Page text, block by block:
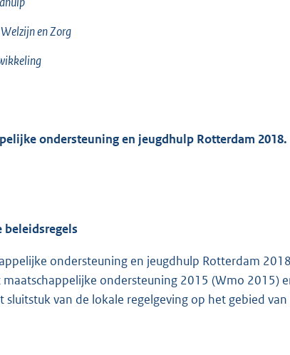
en Zorg
ondersteuning en jeugdhulp Rotterdam 2018.
beleidsregels
ondersteuning en jeugdhulp Rotterdam
maatschappelijke ondersteuning 2015 (Wmo 2015)
sluitstuk van de lokale regelgeving op het gebied